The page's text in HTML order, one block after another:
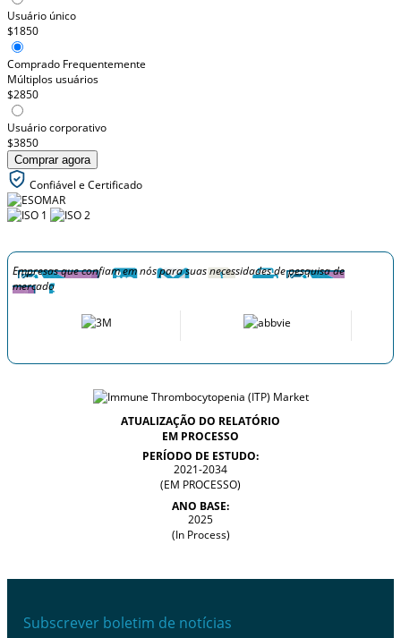
Usuário único
$1850
Comprado Frequentemente
Múltiplos usuários
$2850
Usuário corporativo
$3850
Comprar agora
Confiável e Certificado
Empresas que confiam em nós para suas necessidades de pesquisa de
mercado
ATUALIZAÇÃO DO RELATÓRIO
EM PROCESSO
PERÍODO DE ESTUDO:
2021-2034
(EM PROCESSO)
ANO BASE:
2025
(In Process)
Subscrever boletim de notícias